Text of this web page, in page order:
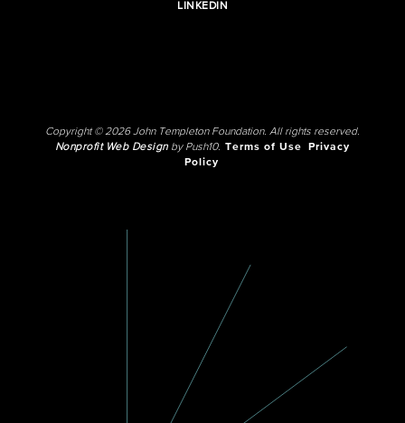
LINKEDIN
Copyright © 2026 John Templeton Foundation. All rights reserved.
Nonprofit Web Designby Push10. Terms of Use
Privacy
Policy